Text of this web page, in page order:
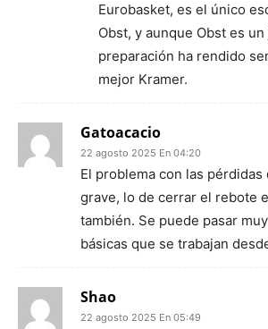
Eurobasket, es el único
Obst, y aunque Obst es
preparación ha rendido
mejor Kramer.
Gatoacacio
22 agosto 2025 En 04:20
El problema con las pérdidas
grave, lo de cerrar el rebote
también. Se puede pasar
básicas que se trabajan
Shao
22 agosto 2025 En 05:49